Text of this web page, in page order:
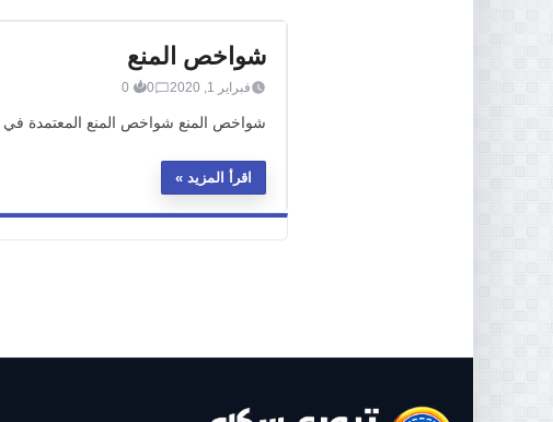
شواخص المنع
فبراير 1, 2020 0
0
شواخص المنع شواخص المنع المعتمدة في
اقرأ المزيد